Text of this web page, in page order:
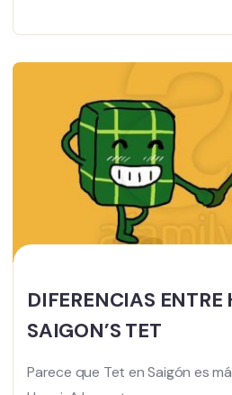
DIFERENCIAS ENTRE
SAIGON’S TET
Parece que Tet en Saigón es